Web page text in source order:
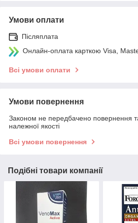
Умови оплати
Післяплата
Онлайн-оплата карткою Visa,
Всі умови оплати
Умови повернення
Законом не передбачено повернення
належної якості
Всі умови повернення
Подібні товари компанії